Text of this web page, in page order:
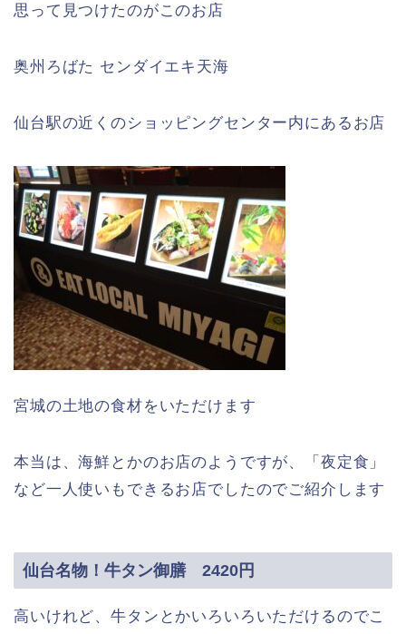
思って見つけたのがこのお店
奥州ろばた センダイエキ天海
仙台駅の近くのショッピングセンター内にあるお店
宮城の土地の食材をいただけます
本当は、海鮮とかのお店のようですが、「夜定食」
など一人使いもできるお店でしたのでご紹介します
仙台名物！牛タン御膳 2420円
高いけれど、牛タンとかいろいろいただけるのでこ